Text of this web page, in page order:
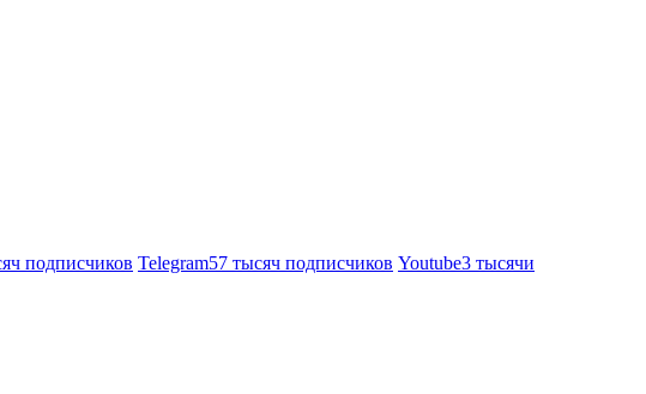
подписчиков Telegram57 тысяч подписчиков Youtube3 тысячи